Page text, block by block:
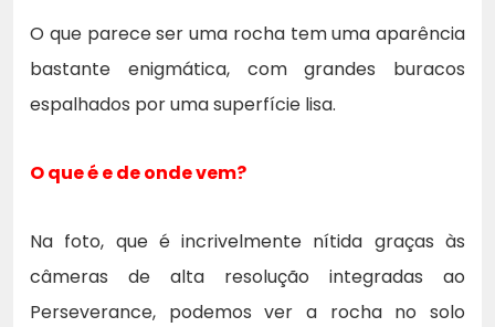
O que parece ser uma rocha tem uma aparência
bastante enigmática, com grandes buracos
espalhados por uma superfície lisa.
O que é e de onde vem?
Na foto, que é incrivelmente nítida graças às
câmeras de alta resolução integradas ao
Perseverance, podemos ver a rocha no solo